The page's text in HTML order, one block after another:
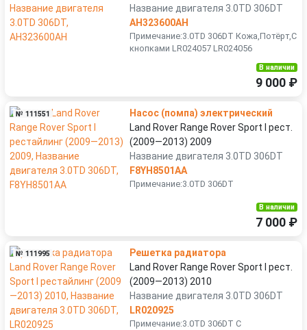
Название двигателя 3.0TD 306DT
AH323600AH
Примечание:3.0TD 306DT Кожа,Потёрт,С
кнопками LR024057 LR024056
В наличии
9 000 ₽
№ 111551
Насос (помпа) электрический
Land Rover Range Rover Sport I рест.
(2009—2013) 2009
Название двигателя 3.0TD 306DT
F8YH8501AA
Примечание:3.0TD 306DT
В наличии
7 000 ₽
№ 111995
Решетка радиатора
Land Rover Range Rover Sport I рест.
(2009—2013) 2010
Название двигателя 3.0TD 306DT
LR020925
Примечание:3.0TD 306DT С